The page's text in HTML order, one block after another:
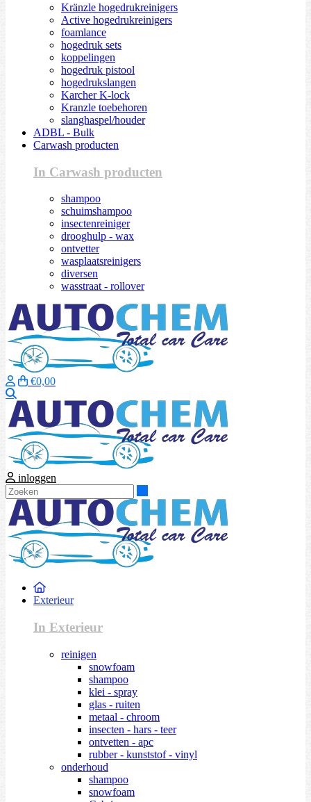
Kränzle hogedrukreinigers
Active hogedrukreinigers
foamlance
hogedruk sets
koppelingen
hogedruk pistool
hogedrukslangen
Karcher K-lock
Kranzle toebehoren
slanghaspel/houder
ADBL - Bulk
Carwash producten
In Carwash producten
shampoo
schuimshampoo
insectenreiniger
drooghulp - wax
ontvetter
wasplaatsreinigers
diversen
wasstraat - rollover
€0,00
inloggen
Exterieur
In Exterieur
reinigen
snowfoam
shampoo
klei - spray
glas - ruiten
metaal - chroom
insecten - hars - teer
ontvetten - apc
rubber - kunststof - vinyl
onderhoud
shampoo
snowfoam